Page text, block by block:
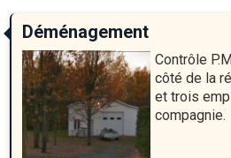
Déménagement
Contrôle
côté de la
et trois
compagnie.